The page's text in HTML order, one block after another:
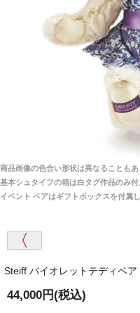
海外からのお取り寄せ
んと届きますか？
ご安心ください！商
商品は直接海外から届
商品は全て当店へ入荷
関税はすべて当店にて
は一切ありません。
商品が届くまでにはど
か？
国内で一度検品をしま
週間でのお届けとなり
埼玉
「送られる際にメー
安心感
大阪府 Y・
「取り扱っている
兵庫県 A
「ベアちゃんの紹介
商品画像の色合い形状は異なることも
基本シュタイフの箱は白タグ作品のみ
イベント ベアはギフトボックスを付属
Steiff バイオレットテディベ
44,000円(税込)